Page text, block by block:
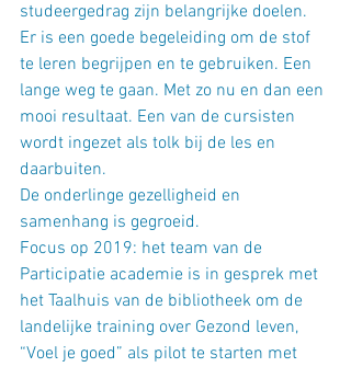
studeergedrag zijn belangrijke doelen.
Er is een goede begeleiding om de stof
te leren begrijpen en te gebruiken. Een
lange weg te gaan. Met zo nu en dan een
mooi resultaat. Een van de cursisten
wordt ingezet als tolk bij de les en
daarbuiten.
De onderlinge gezelligheid en
samenhang is gegroeid.
Focus op 2019: het team van de
Participatie academie is in gesprek met
het Taalhuis van de bibliotheek om de
landelijke training over Gezond leven,
“Voel je goed” als pilot te starten met